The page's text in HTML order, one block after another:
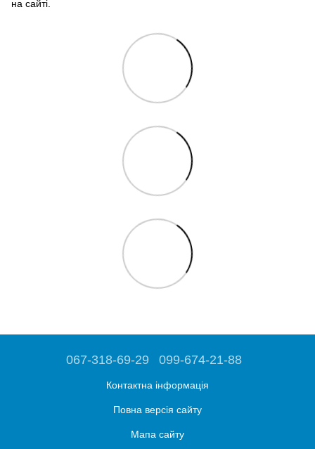
на сайті.
067-318-69-29 099-674-21-88
Контактна інформація
Повна версія сайту
Мапа сайту